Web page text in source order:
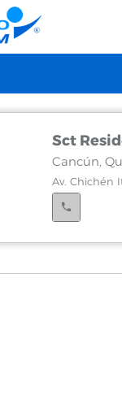
Sct
Cancún,
Av. Chichén